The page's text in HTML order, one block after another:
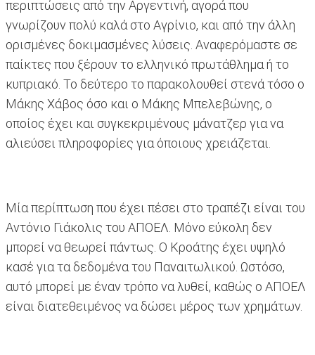
περιπτώσεις από την Αργεντινή, αγορά που
γνωρίζουν πολύ καλά στο Αγρίνιο, και από την άλλη
ορισμένες δοκιμασμένες λύσεις. Αναφερόμαστε σε
παίκτες που ξέρουν το ελληνικό πρωτάθλημα ή το
κυπριακό. Το δεύτερο το παρακολουθεί στενά τόσο ο
Μάκης Χάβος όσο και ο Μάκης Μπελεβώνης, ο
οποίος έχει και συγκεκριμένους μάνατζερ για να
αλιεύσει πληροφορίες για όποιους χρειάζεται.
Μία περίπτωση που έχει πέσει στο τραπέζι είναι του
Αντόνιο Γιάκολις του ΑΠΟΕΛ. Μόνο εύκολη δεν
μπορεί να θεωρεί πάντως. Ο Κροάτης έχει υψηλό
κασέ για τα δεδομένα του Παναιτωλικού. Ωστόσο,
αυτό μπορεί με έναν τρόπο να λυθεί, καθώς ο ΑΠΟΕΛ
είναι διατεθειμένος να δώσει μέρος των χρημάτων.